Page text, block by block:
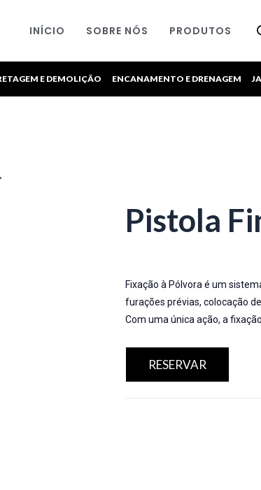
INÍCIO SOBRE NÓS PRODUTOS
E DEMOLIÇÃO ENCANAMENTO E DRENAGEM
Pistola
Fixação à Pólvora é um
furações prévias, colocação
Com uma única ação, a
RESERVAR